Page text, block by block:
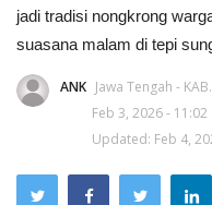
Makan Bergizi
Warkop Digital
Pelanggaran
Ketertiban
jadi tradisi nongkrong
suasana malam di tepi
ANK Jawa Tengah -
Feb 3, 2026 - 11:02
Updated: Feb 4,